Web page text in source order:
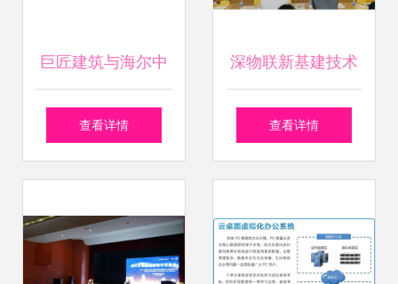
巨匠建筑与海尔中
央空调深化技术交
新未来
查看详情
深物联新基建技术
产品交流会成功举
蓝图
查看详情